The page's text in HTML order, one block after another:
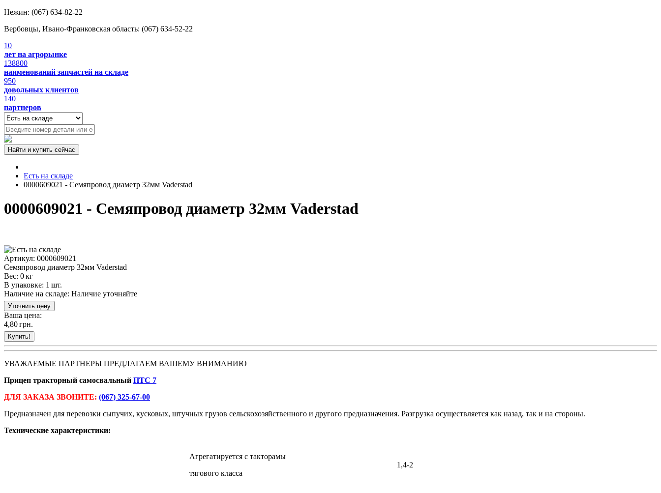
Нежин: (067) 634-82-22
Вербовцы, Ивано-Франковская область: (067) 634-52-22
10
лет на агрорынке
138800
наименований запчастей на складе
950
довольных клиентов
140
партнеров
Есть на складе
0000609021 - Семяпровод диаметр 32мм Vaderstad
0000609021 - Семяпровод диаметр 32мм Vaderstad
Артикул: 0000609021
Семяпровод диаметр 32мм Vaderstad
Вес: 0 кг
В упаковке: 1 шт.
Наличие на складе: Наличие уточняйте
Ваша цена:
4,80грн.
УВАЖАЕМЫЕ ПАРТНЕРЫ ПРЕДЛАГАЕМ ВАШЕМУ ВНИМАНИЮ
Прицеп тракторный самосвальный ПТС 7
ДЛЯ ЗАКАЗА ЗВОНИТЕ: (067) 325-67-00
Предназначен для перевозки сыпучих, кусковых, штучных грузов сельскохозяйственного и другого предназначения. Разгрузка осуществляется как назад, так и на стороны.
Технические характеристики:
Агрегатируется с такторамы
тягового класса
1,4-2